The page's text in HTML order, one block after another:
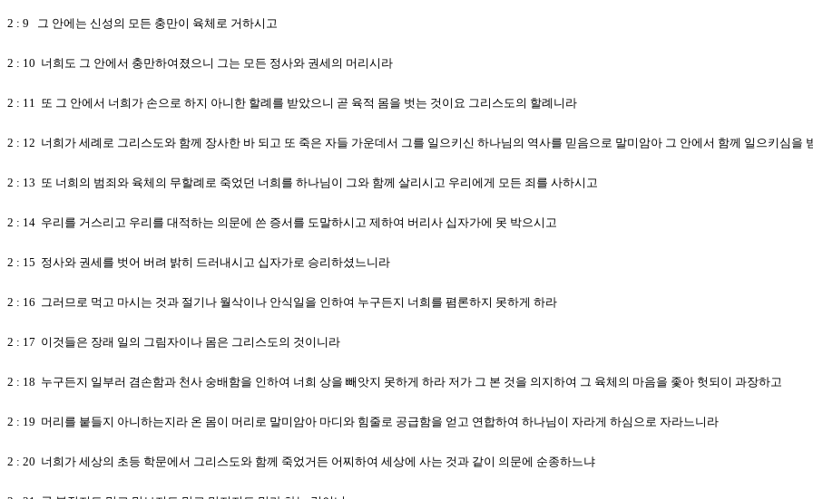
2 : 9 그 안에는 신성의 모든 충만이 육체로 거하시고
2 : 10 너희도 그 안에서 충만하여졌으니 그는 모든 정사와 권세의 머리시라
2 : 11 또 그 안에서 너희가 손으로 하지 아니한 할례를 받았으니 곧 육적 몸을 벗는 것이요 그리스도의 할례니라
2 : 12 너희가 세례로 그리스도와 함께 장사한 바 되고 또 죽은 자들 가운데서 그를 일으키신 하나님의 역사를 믿음으로 말미암아 그 안에서 함께 일으키심을
2 : 13 또 너희의 범죄와 육체의 무할례로 죽었던 너희를 하나님이 그와 함께 살리시고 우리에게 모든 죄를 사하시고
2 : 14 우리를 거스리고 우리를 대적하는 의문에 쓴 증서를 도말하시고 제하여 버리사 십자가에 못 박으시고
2 : 15 정사와 권세를 벗어 버려 밝히 드러내시고 십자가로 승리하셨느니라
2 : 16 그러므로 먹고 마시는 것과 절기나 월삭이나 안식일을 인하여 누구든지 너희를 폄론하지 못하게 하라
2 : 17 이것들은 장래 일의 그림자이나 몸은 그리스도의 것이니라
2 : 18 누구든지 일부러 겸손함과 천사 숭배함을 인하여 너희 상을 빼앗지 못하게 하라 저가 그 본 것을 의지하여 그 육체의 마음을 좇아 헛되이 과장하고
2 : 19 머리를 붙들지 아니하는지라 온 몸이 머리로 말미암아 마디와 힘줄로 공급함을 얻고 연합하여 하나님이 자라게 하심으로 자라느니라
2 : 20 너희가 세상의 초등 학문에서 그리스도와 함께 죽었거든 어찌하여 세상에 사는 것과 같이 의문에 순종하느냐